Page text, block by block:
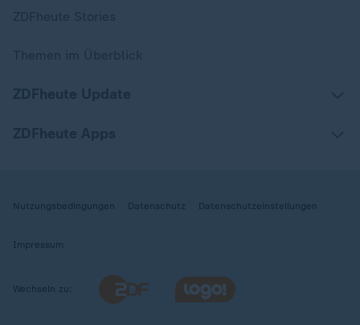
Nutzungsbedingungen Datenschutz Datenschutzeinstellungen
Impressum
Wechseln zu: